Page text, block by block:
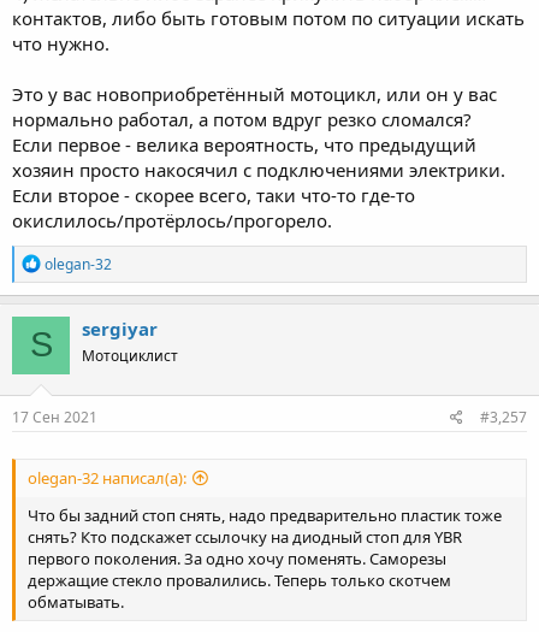
контактов, либо быть готовым потом по ситуации искать
что нужно.
Это у вас новоприобретённый мотоцикл, или он у вас
нормально работал, а потом вдруг резко сломался?
Если первое - велика вероятность, что предыдущий
хозяин просто накосячил с подключениями электрики.
Если второе - скорее всего, таки что-то где-то
окислилось/протёрлось/прогорело.
R
e
a
c
t
i
o
n
s
olegan-32
S sergiyar
Мотоциклист
17 Сен 2021 #3,257
olegan-32 написал(а):
Что бы задний стоп снять, надо предварительно пластик тоже
снять? Кто подскажет ссылочку на диодный стоп для YBR
первого поколения. За одно хочу поменять. Саморезы
держащие стекло провалились. Теперь только скотчем
обматывать.